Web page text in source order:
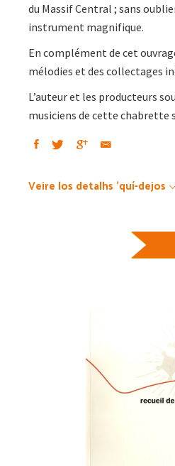
du Massif Central ; sans
instrument magnifique.
En complément de cet
mélodies et des collectages
L’auteur et les producteurs
musiciens de cette chabrette
Veire los detalhs 'quí-dejos